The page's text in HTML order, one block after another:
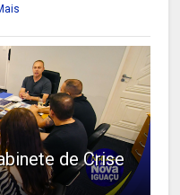
de Crise